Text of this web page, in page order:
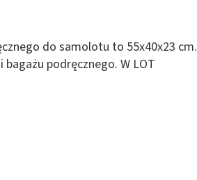
do samolotu to 55x40x23 cm.
podręcznego. W LOT